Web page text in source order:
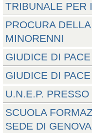
TRIBUNALE PER
PROCURA
MINORENNI
GIUDICE DI
GIUDICE DI
U.N.E.P.
SCUOLA
SEDE DI GENOVA